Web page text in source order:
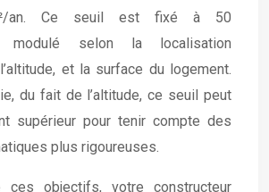
an. Ce seuil est fixé à 50
modulé selon la localisation
et la surface du logement.
du fait de l’altitude, ce seuil peut
supérieur pour tenir compte des
plus rigoureuses.
ces objectifs, votre constructeur